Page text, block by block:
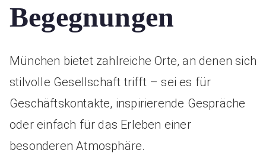
Begegnungen
München bietet zahlreiche Orte, an denen sich
stilvolle Gesellschaft trifft – sei es für
Geschäftskontakte, inspirierende Gespräche
oder einfach für das Erleben einer
besonderen Atmosphäre.